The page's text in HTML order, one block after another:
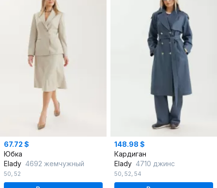
67.72 $
Юбка
Elady 4692 жемчужный
50, 52
148.98 $
Кардиган
Elady 4710 джинс
50, 52, 54